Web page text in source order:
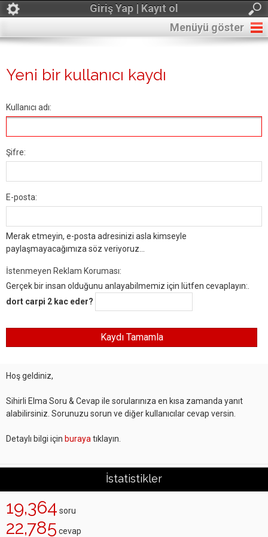
Giriş Yap | Kayıt ol
Menüyü göster
Yeni bir kullanıcı kaydı
Kullanıcı adı:
Şifre:
E-posta:
Merak etmeyin, e-posta adresinizi asla kimseyle
paylaşmayacağımıza söz veriyoruz...
İstenmeyen Reklam Koruması:
Gerçek bir insan olduğunu anlayabilmemiz için lütfen cevaplayın:.
dort carpi 2 kac eder?
Hoş geldiniz,
Sihirli Elma Soru & Cevap ile sorularınıza en kısa zamanda yanıt
alabilirsiniz. Sorunuzu sorun ve diğer kullanıcılar cevap versin.
Detaylı bilgi için buraya tıklayın.
İstatistikler
19,364 soru
22,785 cevap